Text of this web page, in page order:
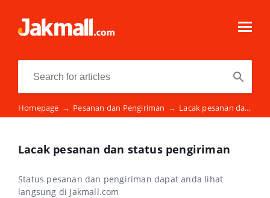
Homepage → Pesanan dan Pengiriman → Lacak pesanan dan status pengiriman
Lacak pesanan dan status pengiriman
Status pesanan dan pengiriman dapat anda lihat
langsung di Jakmall.com